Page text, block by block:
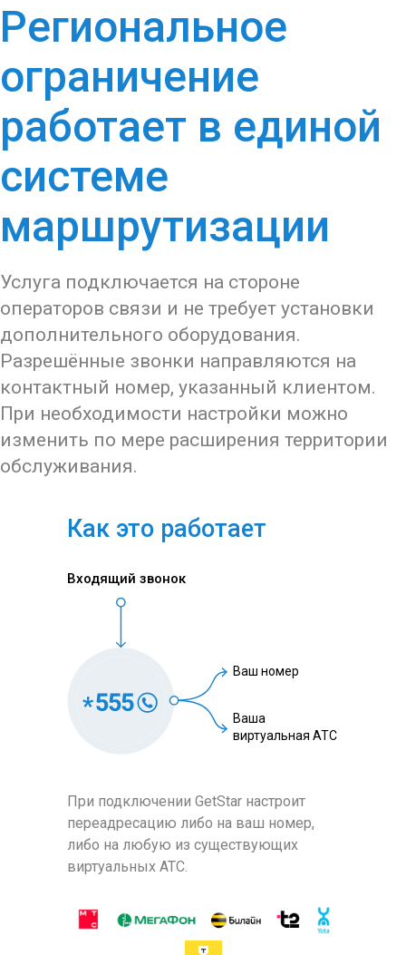
Региональное
ограничение
работает в единой
системе
маршрутизации
Услуга подключается на стороне
операторов связи и не требует установки
дополнительного оборудования.
Разрешённые звонки направляются на
контактный номер, указанный клиентом.
При необходимости настройки можно
изменить по мере расширения территории
обслуживания.
При подключении GetStar настроит
переадресацию либо на ваш номер,
либо на любую из существующих
виртуальных АТС.
Как это работает
Входящий звонок
Ваш номер
Ваша
виртуальная АТС